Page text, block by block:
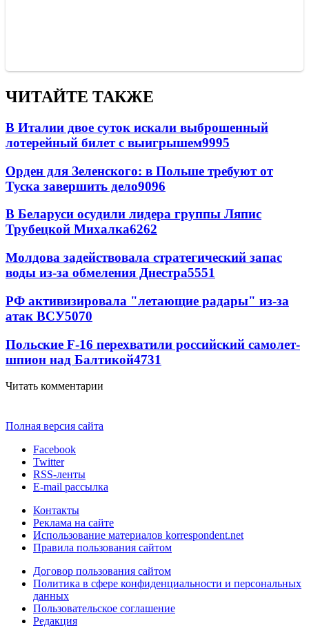
ЧИТАЙТЕ ТАКЖЕ
В Италии двое суток искали выброшенный
лотерейный билет с выигрышем9995
Орден для Зеленского: в Польше требуют от
Туска завершить дело9096
В Беларуси осудили лидера группы Ляпис
Трубецкой Михалка6262
Молдова задействовала стратегический запас
воды из-за обмеления Днестра5551
РФ активизировала "летающие радары" из-за
атак ВСУ5070
Польские F-16 перехватили российский самолет-
шпион над Балтикой4731
Читать комментарии
Полная версия сайта
Facebook
Twitter
RSS-ленты
E-mail рассылка
Контакты
Реклама на сайте
Использование материалов korrespondent.net
Правила пользования сайтом
Договор пользования сайтом
Политика в сфере конфиденциальности и персональных
данных
Пользовательское соглашение
Редакция